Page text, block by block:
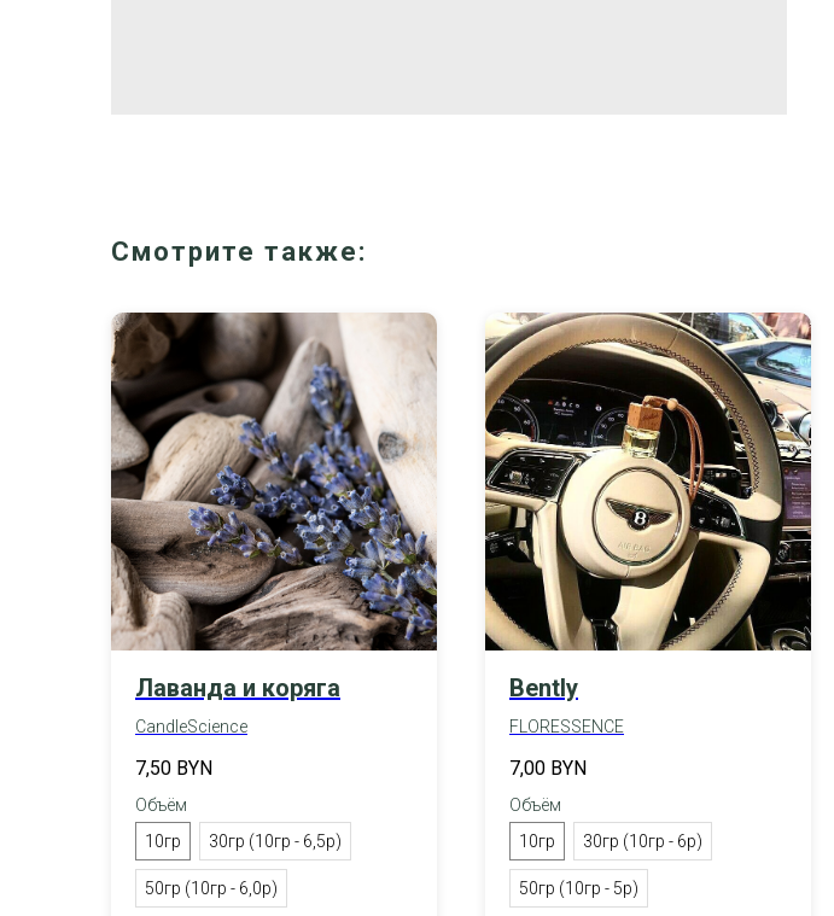
Смотрите также:
Лаванда и коряга
CandleScience
7,50 BYN
Объём
10гр
30гр (10гр - 6,5р)
50гр (10гр - 6,0р)
Bently
FLORESSENCE
7,00 BYN
Объём
10гр
30гр (10гр - 6р)
50гр (10гр - 5р)